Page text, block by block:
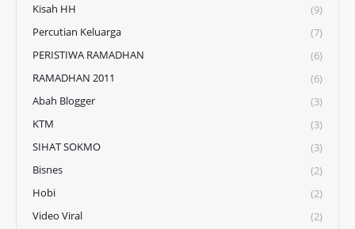
Kisah HH
(9)
Percutian Keluarga
(7)
PERISTIWA RAMADHAN
(6)
RAMADHAN 2011
(6)
Abah Blogger
(3)
KTM
(3)
SIHAT SOKMO
(3)
Bisnes
(2)
Hobi
(2)
Video Viral
(2)